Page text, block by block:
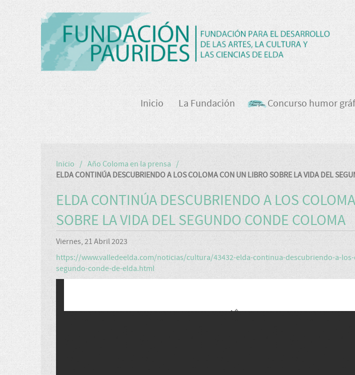
Inicio La Fundación Concurso humor
Inicio
Año Coloma en la prensa
ELDA CONTINÚA DESCUBRIENDO A LOS COLOMA CON UN LIBRO SOBRE LA VIDA DEL
ELDA CONTINÚA DESCUBRIENDO A LOS
SOBRE LA VIDA DEL SEGUNDO CONDE COLOMA
Viernes, 21 Abril 2023
https://www.valledeelda.com/noticias/cultura/43432-elda-continua-descubriendo-a-
segundo-conde-de-elda.html